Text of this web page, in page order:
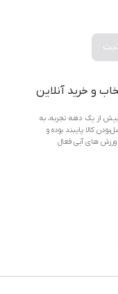
و خرید آنلاین
بیش از یک دهه تجربه، به
اصل‌بودن کالا پایبند بوده و
های آبی فعال